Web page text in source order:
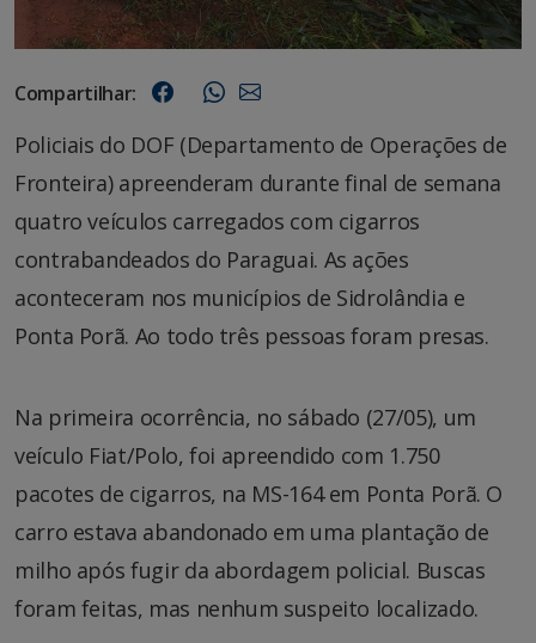
Compartilhar:
Policiais do DOF (Departamento de Operações de
Fronteira) apreenderam durante final de semana
quatro veículos carregados com cigarros
contrabandeados do Paraguai. As ações
aconteceram nos municípios de Sidrolândia e
Ponta Porã. Ao todo três pessoas foram presas.
Na primeira ocorrência, no sábado (27/05), um
veículo Fiat/Polo, foi apreendido com 1.750
pacotes de cigarros, na MS-164 em Ponta Porã. O
carro estava abandonado em uma plantação de
milho após fugir da abordagem policial. Buscas
foram feitas, mas nenhum suspeito localizado.